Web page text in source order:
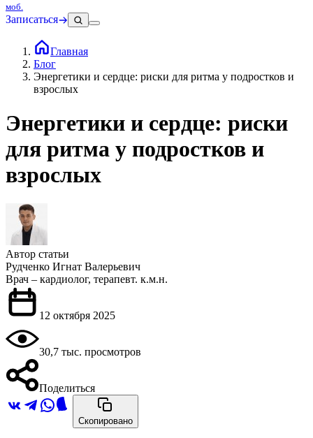
моб.
Записаться
Главная
Блог
Энергетики и сердце: риски для ритма у подростков и
взрослых
Энергетики и сердце: риски
для ритма у подростков и
взрослых
Автор статьи
Рудченко Игнат Валерьевич
Врач – кардиолог, терапевт. к.м.н.
12 октября 2025
30,7 тыс. просмотров
Поделиться
Скопировано